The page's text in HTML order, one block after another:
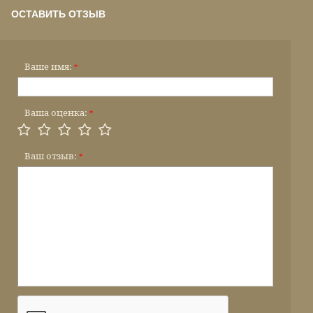
ОСТАВИТЬ ОТЗЫВ
Ваше имя: *
Ваша оценка: *
Ваш отзыв: *